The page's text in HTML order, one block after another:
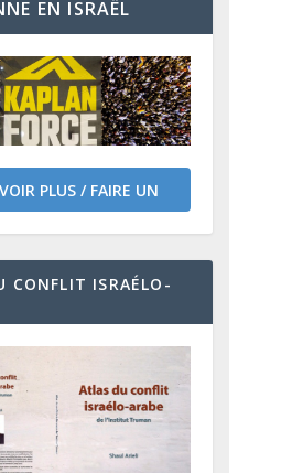
EN ISRAËL
PLUS / FAIRE UN
DON
CONFLIT ISRAÉLO-